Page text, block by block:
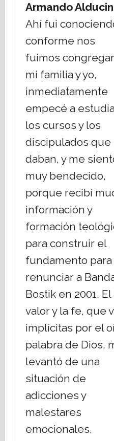
Armando
Ahí fui
conforme nos
fuimos
mi familia y yo,
inmediatamente
empecé a
los cursos y los
discipulados que
daban, y me
muy bendecido,
porque recibí
información y
formación
para construir el
fundamento para
renunciar a
Bostik en 2001. El
valor y la fe, que
implícitas por el
palabra de Dios,
levantó de una
situación de
adicciones y
malestares
emocionales.